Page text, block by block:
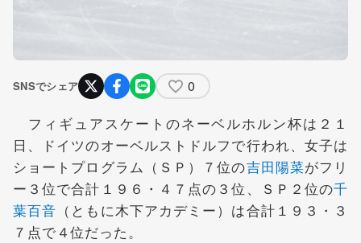
SNSでシェア 0
フィギュアスケートのネーベルホルン杯は２１
日、ドイツのオーベルストドルフで行われ、女子は
ショートプログラム（ＳＰ）７位の吉田陽菜がフリ
ー３位で合計１９６・４７点の３位、ＳＰ２位の千
葉百音 （ともに木下アカデミー）は合計１９３・３
７点で４位だった。